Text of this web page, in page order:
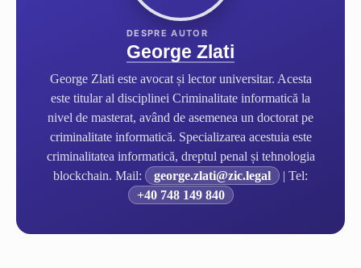
George Zlati
George Zlati este avocat și lector universitar. Acesta
este titular al disciplinei Criminalitate informatică la
nivel de masterat, având de asemenea un doctorat pe
criminalitate informatică. Specializarea acestuia este
criminalitatea informatică, dreptul penal și tehnologia
blockchain. Mail:
george.zlati@zic.legal
| Tel:
+40 748 149 840